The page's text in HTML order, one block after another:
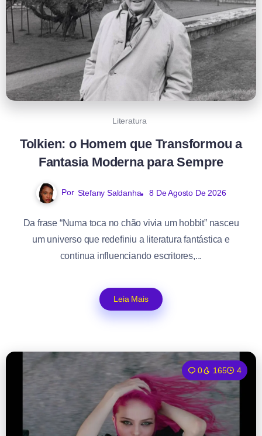
Literatura
Tolkien: o Homem que Transformou a
Fantasia Moderna para Sempre
Por Stefany Saldanha 8 De Agosto De 2026
Da frase “Numa toca no chão vivia um hobbit” nasceu
um universo que redefiniu a literatura fantástica e
continua influenciando escritores,...
Leia Mais
0 165 4